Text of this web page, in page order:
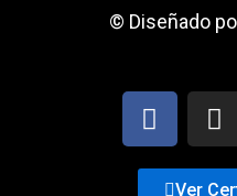
© Diseñado
F
a
I
n
t
Ver